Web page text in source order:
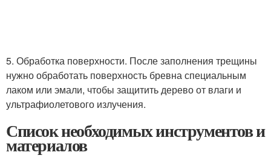
5. Обработка поверхности. После заполнения трещины
нужно обработать поверхность бревна специальным
лаком или эмали, чтобы защитить дерево от влаги и
ультрафиолетового излучения.
Список необходимых инструментов и
материалов